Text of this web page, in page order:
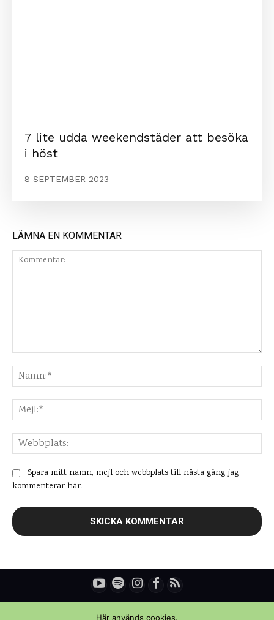
7 lite udda weekendstäder att besöka
i höst
8 SEPTEMBER 2023
LÄMNA EN KOMMENTAR
Spara mitt namn, mejl och webbplats till nästa gång jag
kommenterar här.
Här används cookies.